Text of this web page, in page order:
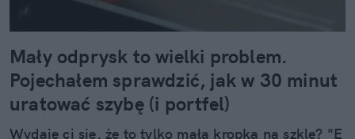
Mały odprysk to wielki problem.
Pojechałem sprawdzić, jak w 30 minut
uratować szybę (i portfel)
Wydaje ci się, że to tylko mała kropka na szkle? "E